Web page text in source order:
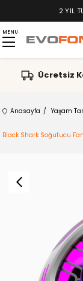
MENU
Ücretsiz
Anasayfa Yaşam
Black Shark Soğutucu